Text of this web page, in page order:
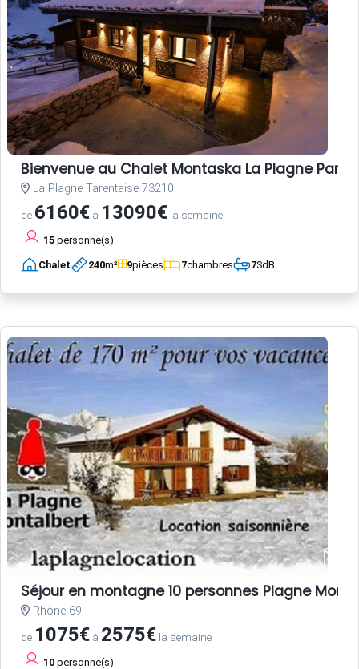
Bienvenue au Chalet Montaska La Plagne
La Plagne Tarentaise 73210
de 6160€ à 13090€ la semaine
15 personne(s)
Chalet 240m² 9pièces 7chambres 7SdB
Séjour en montagne 10 personnes Plagne
Rhône 69
de 1075€ à 2575€ la semaine
10 personne(s)